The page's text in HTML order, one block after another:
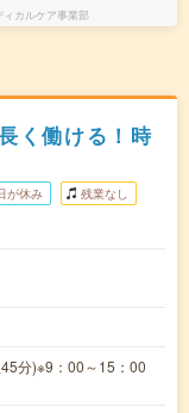
カルケア事業部
く働ける！時
が休み 残業なし
分)※9：00～15：00